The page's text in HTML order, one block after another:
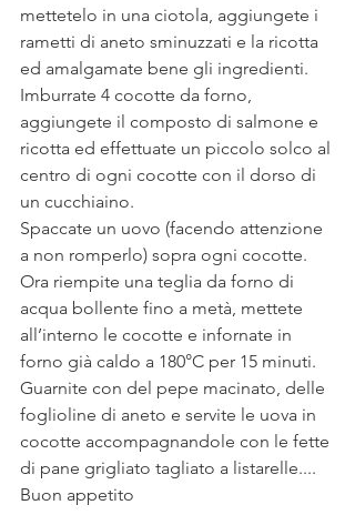
mettetelo in una ciotola, aggiungete i
rametti di aneto sminuzzati e la ricotta
ed amalgamate bene gli ingredienti.
Imburrate 4 cocotte da forno,
aggiungete il composto di salmone e
ricotta ed effettuate un piccolo solco al
centro di ogni cocotte con il dorso di
un cucchiaino.
Spaccate un uovo (facendo attenzione
a non romperlo) sopra ogni cocotte.
Ora riempite una teglia da forno di
acqua bollente fino a metà, mettete
all’interno le cocotte e infornate in
forno già caldo a 180°C per 15 minuti.
Guarnite con del pepe macinato, delle
foglioline di aneto e servite le uova in
cocotte accompagnandole con le fette
di pane grigliato tagliato a listarelle....
Buon appetito